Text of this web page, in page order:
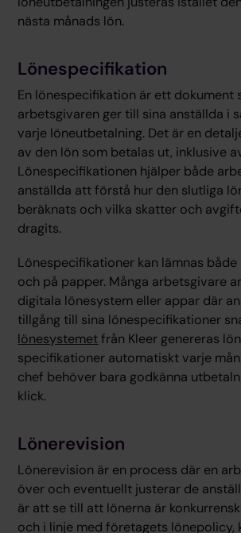
nästa månads lön.
Lönespecifikation
En lönespecifikation är ett dokument
arbetsgivaren ger till sina anställda i
varje löneutbetalning. Det är en
av den lön som betalas ut, inklusive
Lönespecifikationen hjälper både
anställda att förstå hur den slutliga
beräknats och vilka skatter och
dragits.
Lönespecifikationer kan lämnas
och på papper. Många arbetsgivare
digitala lönesystem eller appar där
tillgång till sina lönespecifikationer
lönesystemetfrån Kleer genereras
specifikationer automatiskt varje
chef behöver bara godkänna
klick.
Lönerevision
Lönerevision är en process där en
över och eventuellt justerar de
är att se till att lönerna är
och i linje med företagets lönepolicy,